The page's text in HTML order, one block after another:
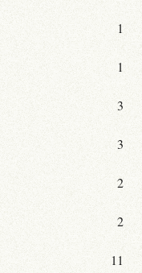
1
1
3
3
2
2
11